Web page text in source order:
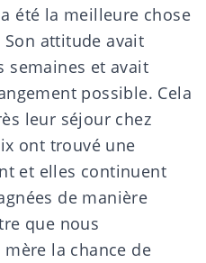
été la meilleure chose
Son attitude avait
semaines et avait
possible. Cela
leur séjour chez
ont trouvé une
et elles continuent
de manière
que nous
la chance de